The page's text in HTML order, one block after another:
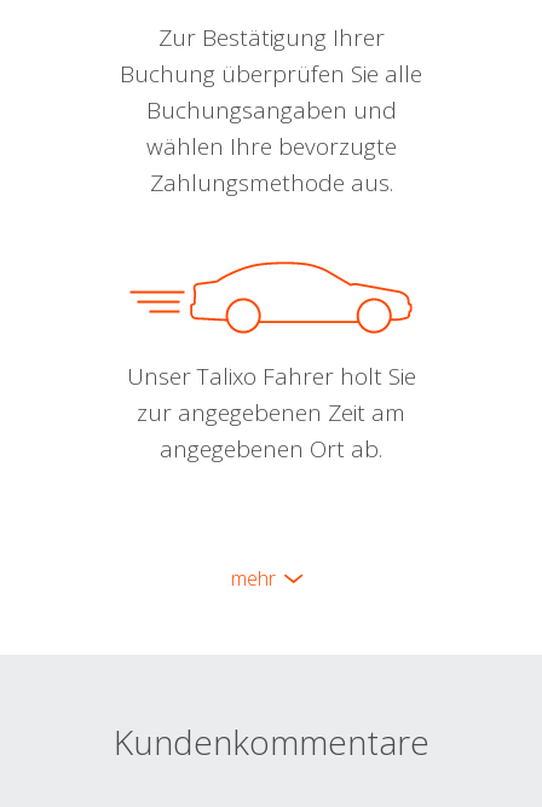
Zur Bestätigung Ihrer
Buchung überprüfen Sie alle
Buchungsangaben und
wählen Ihre bevorzugte
Zahlungsmethode aus.
Unser Talixo Fahrer holt Sie
zur angegebenen Zeit am
angegebenen Ort ab.
mehr
Kundenkommentare